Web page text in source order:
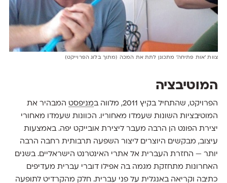
צוות 'אות פתיחה' מתכונן לתת את המכה (מתוך בלוג הפרוייקט)
המוטיבציה
הפרויקט, שהתחיל בקיץ 2011, מלווה ב מניפסט המבהיר את
המוטיבציות השונות שעמדו מאחוריו. הכוונות שעמדו מאחורי
יצירת הפונט הן הרבה מעבר ליצירת אובייקט יפה. באמצעות
עיצוב, מבקשים היוצרים ליצור השפעה תרבותית רחבה הרבה
יותר — החזרת העברית אל אתרי האינטרנט הישראליים. בשנים
האחרונות מתחזקת מגמה בה אפילו דוברי עברית מעדיפים
כתיבה וקריאה באנגלית על פני עברית. חלק מהקרדיט לתופעה